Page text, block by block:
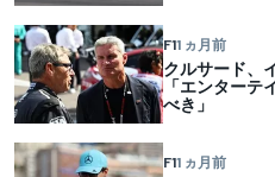
F11 ヵ月前
クルサード、
「エンターテ
べき」
F11 ヵ月前